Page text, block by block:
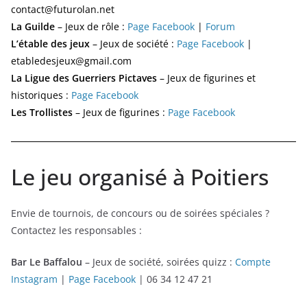
contact@futurolan.net
La Guilde – Jeux de rôle : Page Facebook | Forum
L’étable des jeux – Jeux de société : Page Facebook |
etabledesjeux@gmail.com
La Ligue des Guerriers Pictaves – Jeux de figurines et
historiques : Page Facebook
Les Trollistes – Jeux de figurines : Page Facebook
Le jeu organisé à Poitiers
Envie de tournois, de concours ou de soirées spéciales ?
Contactez les responsables :
Bar Le Baffalou – Jeux de société, soirées quizz : Compte
Instagram | Page Facebook | 06 34 12 47 21